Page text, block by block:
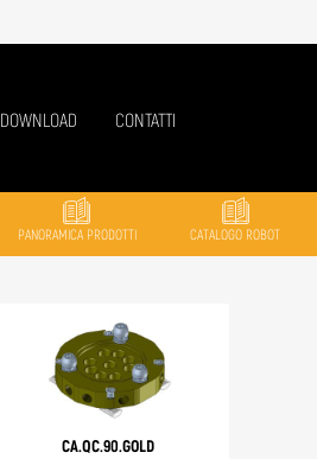
DOWNLOAD CONTATTI
PANORAMICA PRODOTTI CATALOGO ROBOT
CA.QC.90.GOLD